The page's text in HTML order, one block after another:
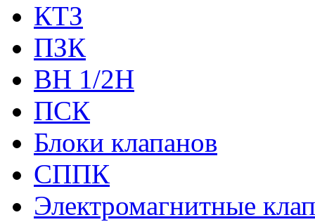
КТЗ
ПЗК
ВН 1/2Н
ПСК
Блоки клапанов
СППК
Электромагнитные